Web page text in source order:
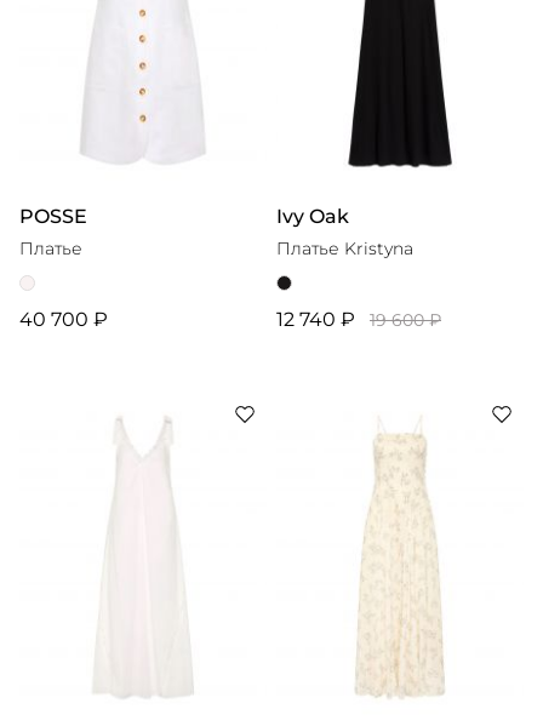
POSSE
Платье
40 700 ₽
Ivy Oak
Платье Kristyna
12 740 ₽ 19 600 ₽